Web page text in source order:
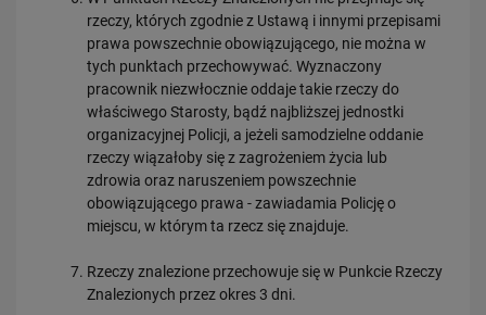
rzeczy, których zgodnie z Ustawą i innymi przepisami
prawa powszechnie obowiązującego, nie można w
tych punktach przechowywać. Wyznaczony
pracownik niezwłocznie oddaje takie rzeczy do
właściwego Starosty, bądź najbliższej jednostki
organizacyjnej Policji, a jeżeli samodzielne oddanie
rzeczy wiązałoby się z zagrożeniem życia lub
zdrowia oraz naruszeniem powszechnie
obowiązującego prawa - zawiadamia Policję o
miejscu, w którym ta rzecz się znajduje.
Rzeczy znalezione przechowuje się w Punkcie Rzeczy
Znalezionych przez okres 3 dni.